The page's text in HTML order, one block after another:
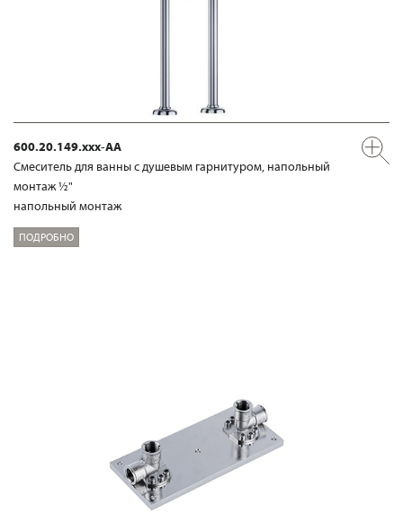
600.20.149.xxx-AA
Смеситель для ванны с душевым гарнитуром, напольный
монтаж ½"
напольный монтаж
ПОДРОБНО